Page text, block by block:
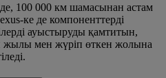
100 000 км шамасынан астам
ке де компоненттерді
ауыстыруды қамтитын,
жылы мен жүріп өткен жолына